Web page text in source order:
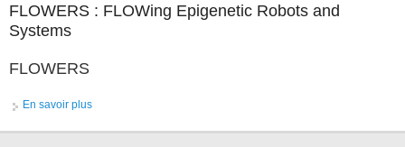
FLOWERS : FLOWing Epigenetic Robots and
Systems
FLOWERS
En savoir plus